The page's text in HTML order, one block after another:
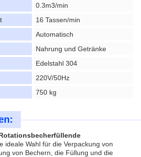
0.3m3/min
16 Tassen/min
Automatisch
Nahrung und Getränke
Edelstahl 304
220V/50Hz
750 kg
ideale Wahl für die Verpackung von
von Bechern, die Füllung und die